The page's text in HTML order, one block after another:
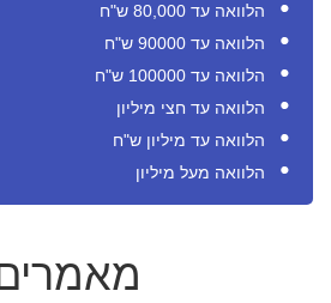
הלוואה עד 80,000 ש"ח
הלוואה עד 90000 ש"ח
הלוואה עד 100000 ש"ח
הלוואה עד חצי מיליון
הלוואה עד מיליון ש"ח
הלוואה מעל מיליון